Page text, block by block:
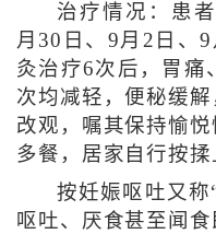
治疗情况：患
月30日、9月2日、
灸治疗6次后，胃痛
次均减轻，便秘缓
改观，嘱其保持愉
多餐，居家自行按揉
按妊娠呕吐又称
呕吐、厌食甚至闻